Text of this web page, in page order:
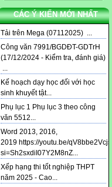
CÁC Ý KIẾN MỚI NHẤT
Tải trên Mega (07112025) ...
Công văn 7991/BGDĐT-GDTrH
(17/12/2024 - Kiểm tra, đánh giá)
...
Kế hoạch dạy học đối với học
sinh khuyết tật...
Phụ lục 1 Phụ lục 3 theo công
văn 5512...
Word 2013, 2016,
2019 https://youtu.be/qV8bbe2Vcjs?
si=Sh2sxdiI07Y2M8nZ...
Xếp hạng thi tốt nghiệp THPT
năm 2025 - Cao...